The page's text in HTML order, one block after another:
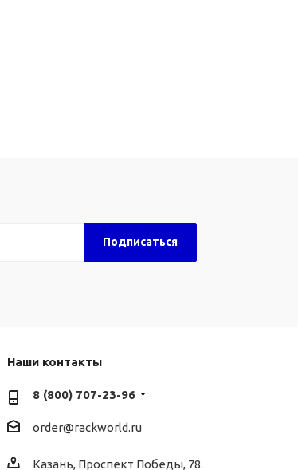
Наши контакты
8 (800) 707-23-96
order@rackworld.ru
Казань, Проспект Победы, 78.